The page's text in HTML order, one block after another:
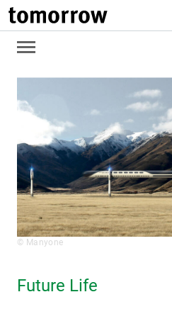
© Manyone
Future Life